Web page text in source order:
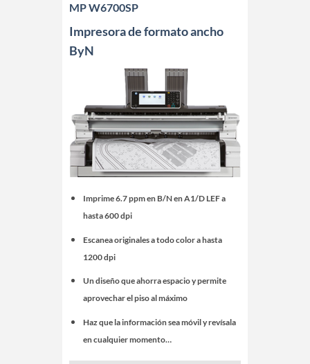
MP W6700SP
Impresora de formato ancho
ByN
Imprime 6.7 ppm en B/N en A1/D LEF a
hasta 600 dpi
Escanea originales a todo color a hasta
1200 dpi
Un diseño que ahorra espacio y permite
aprovechar el piso al máximo
Haz que la información sea móvil y revísala
en cualquier momento…